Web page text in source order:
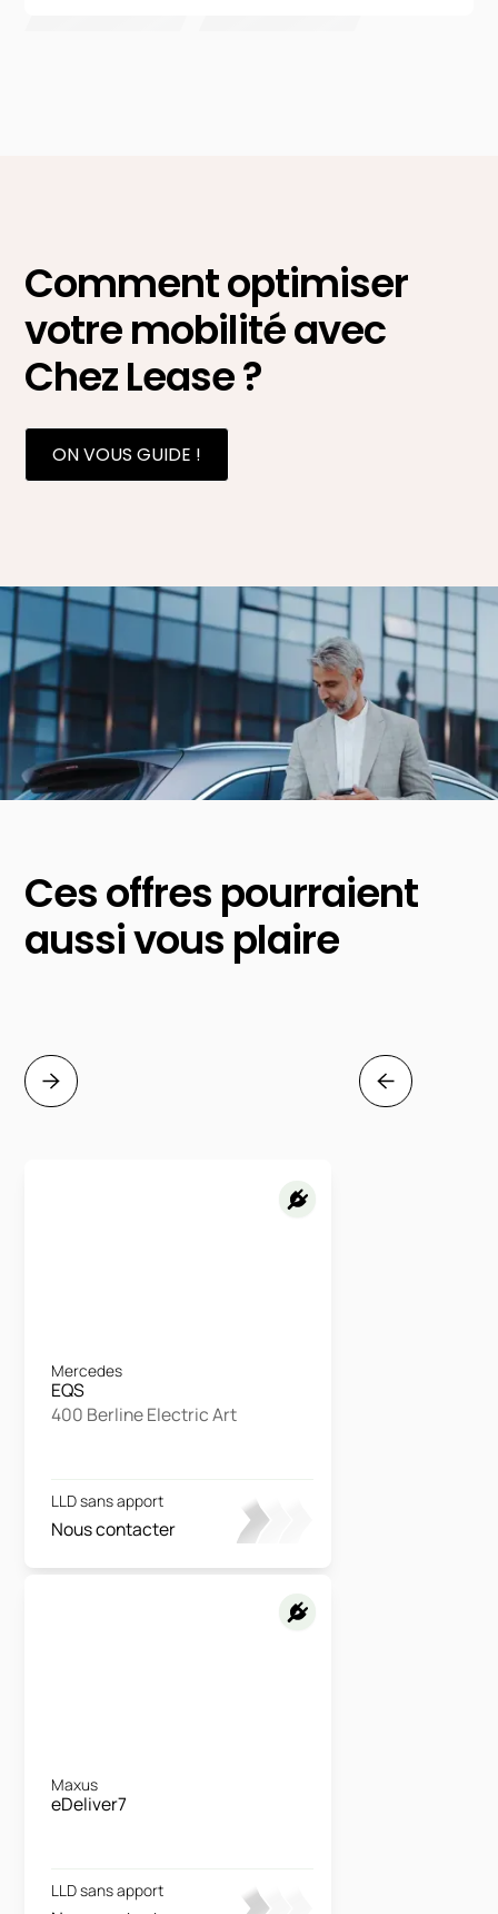
Comment optimiser
votre mobilité avec
Chez Lease ?
ON VOUS GUIDE !
Ces offres pourraient
aussi vous plaire
Mercedes
EQS
400 Berline Electric Art
LLD sans apport
Nous contacter
Maxus
eDeliver7
LLD sans apport